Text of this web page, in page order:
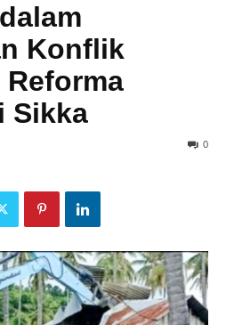
Konflik
Reforma
Sikka
0